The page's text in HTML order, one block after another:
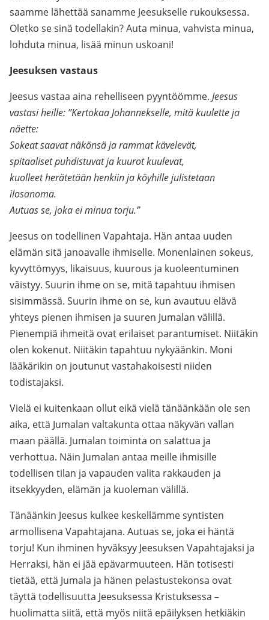
saamme lähettää sanamme Jeesukselle rukouksessa.
Oletko se sinä todellakin? Auta minua, vahvista minua,
lohduta minua, lisää minun uskoani!
Jeesuksen vastaus
Jeesus vastaa aina rehelliseen pyyntöömme. Jeesus
vastasi heille: ”Kertokaa Johannekselle, mitä kuulette ja
näette:
Sokeat saavat näkönsä ja rammat kävelevät,
spitaaliset puhdistuvat ja kuurot kuulevat,
kuolleet herätetään henkiin ja köyhille julistetaan
ilosanoma.
Autuas se, joka ei minua torju.”
Jeesus on todellinen Vapahtaja. Hän antaa uuden
elämän sitä janoavalle ihmiselle. Monenlainen sokeus,
kyvyttömyys, likaisuus, kuurous ja kuoleentuminen
väistyy. Suurin ihme on se, mitä tapahtuu ihmisen
sisimmässä. Suurin ihme on se, kun avautuu elävä
yhteys pienen ihmisen ja suuren Jumalan välillä.
Pienempiä ihmeitä ovat erilaiset parantumiset. Niitäkin
olen kokenut. Niitäkin tapahtuu nykyäänkin. Moni
lääkärikin on joutunut vastahakoisesti niiden
todistajaksi.
Vielä ei kuitenkaan ollut eikä vielä tänäänkään ole sen
aika, että Jumalan valtakunta ottaa näkyvän vallan
maan päällä. Jumalan toiminta on salattua ja
verhottua. Näin Jumalan antaa meille ihmisille
todellisen tilan ja vapauden valita rakkauden ja
itsekkyyden, elämän ja kuoleman välillä.
Tänäänkin Jeesus kulkee keskellämme syntisten
armollisena Vapahtajana. Autuas se, joka ei häntä
torju! Kun ihminen hyväksyy Jeesuksen Vapahtajaksi ja
Herraksi, hän ei jää epävarmuuteen. Hän totisesti
tietää, että Jumala ja hänen pelastustekonsa ovat
täyttä todellisuutta Jeesuksessa Kristuksessa –
huolimatta siitä, että myös niitä epäilyksen hetkiäkin